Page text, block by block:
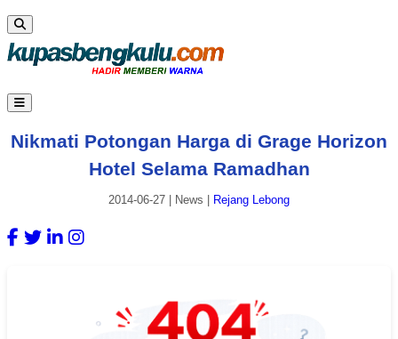
Nikmati Potongan Harga di Grage Horizon
Hotel Selama Ramadhan
2014-06-27 News Rejang Lebong